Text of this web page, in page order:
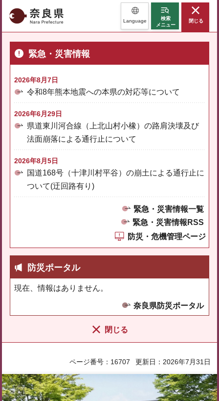
奈良県 Language
検索
メニュー
閉じる
緊急・災害情報
2026年8月7日
令和8年熊本地震への本県の対応等について
2026年6月29日
県道東川河合線（上北山村小橡）の路肩決壊及び
法面崩落による通行止について
2026年8月5日
国道168号（十津川村平谷）の崩土による通行止に
ついて(迂回路有り)
緊急・災害情報一覧
緊急・災害情報RSS
防災・危機管理ページ
防災ポータル
現在、情報はありません。
奈良県防災ポータル
閉じる
ページ番号：16707 更新日：2026年7月31日